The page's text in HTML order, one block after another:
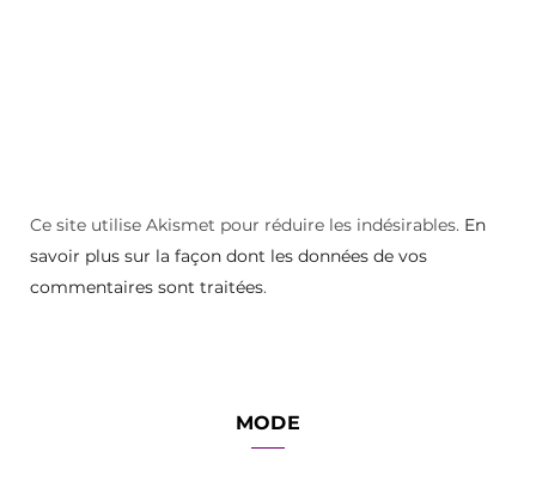
Ce site utilise Akismet pour réduire les indésirables. En
savoir plus sur la façon dont les données de vos
commentaires sont traitées.
MODE